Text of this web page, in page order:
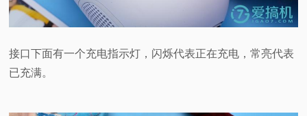
接口下面有一个充电指示灯，闪烁代表正在充电，常亮代表
已充满。